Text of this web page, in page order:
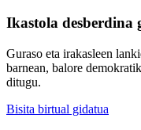
Ikastola desberdina
Guraso eta irakasleen
barnean, balore
ditugu.
Bisita birtual gidatua